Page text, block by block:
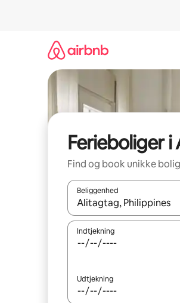
Ferieboliger
Find og book unikke
Beliggenhed
Når resultaterne er
Indtjekning
Udtjekning